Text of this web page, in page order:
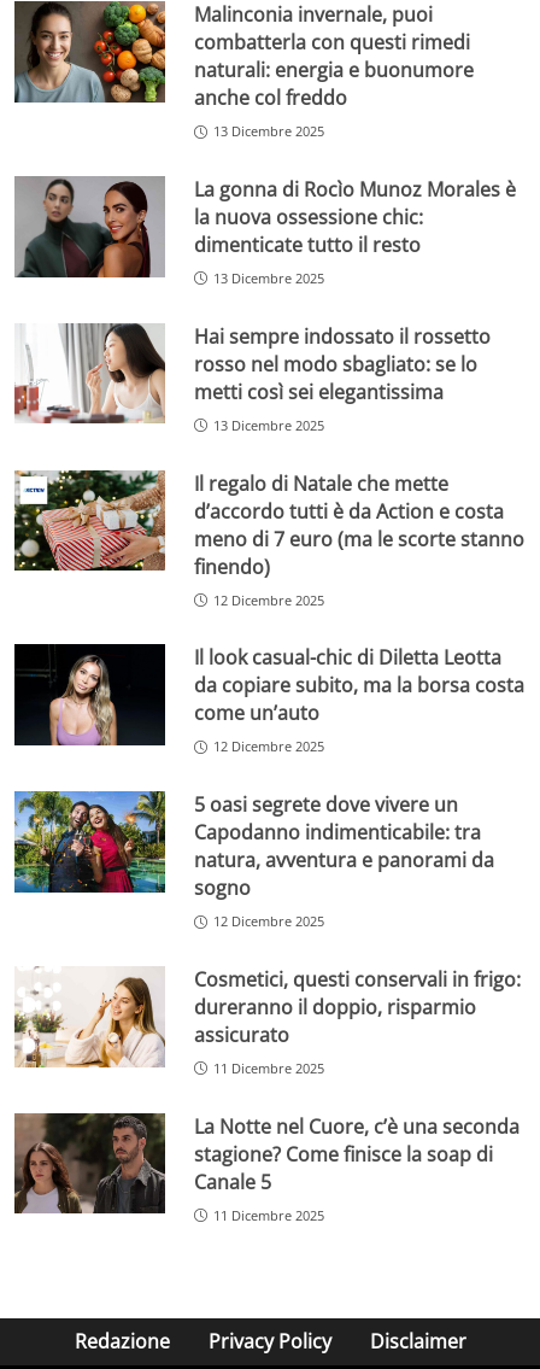
Malinconia invernale, puoi
combatterla con questi rimedi
naturali: energia e buonumore
anche col freddo
13 Dicembre 2025
La gonna di Rocìo Munoz Morales è
la nuova ossessione chic:
dimenticate tutto il resto
13 Dicembre 2025
Hai sempre indossato il rossetto
rosso nel modo sbagliato: se lo
metti così sei elegantissima
13 Dicembre 2025
Il regalo di Natale che mette
d’accordo tutti è da Action e costa
meno di 7 euro (ma le scorte stanno
finendo)
12 Dicembre 2025
Il look casual-chic di Diletta Leotta
da copiare subito, ma la borsa costa
come un’auto
12 Dicembre 2025
5 oasi segrete dove vivere un
Capodanno indimenticabile: tra
natura, avventura e panorami da
sogno
12 Dicembre 2025
Cosmetici, questi conservali in frigo:
dureranno il doppio, risparmio
assicurato
11 Dicembre 2025
La Notte nel Cuore, c’è una seconda
stagione? Come finisce la soap di
Canale 5
11 Dicembre 2025
Redazione Privacy Policy Disclaimer